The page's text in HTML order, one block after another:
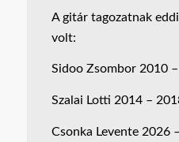
A gitár tagozatnak
volt:
Sidoo Zsombor 2010
Szalai Lotti 2014 –
Csonka Levente 2026 –